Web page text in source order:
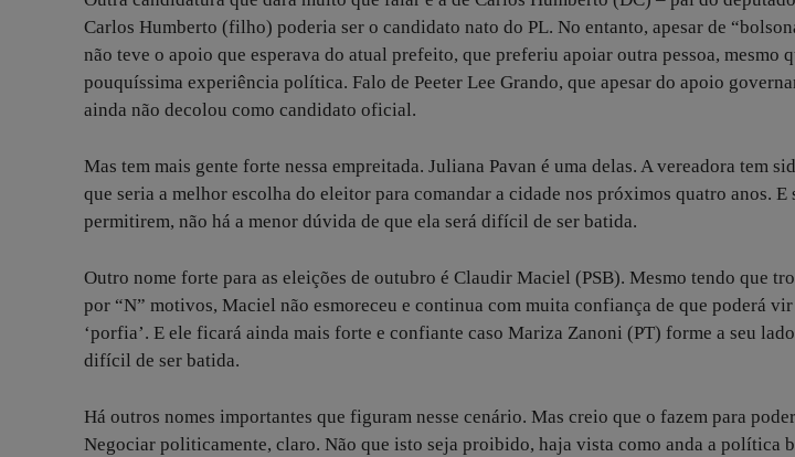
Carlos Humberto (filho) poderia ser o candidato nato do PL. No entanto, apesar de
não teve o apoio que esperava do atual prefeito, que preferiu apoiar outra pessoa, mesmo
pouquíssima experiência política. Falo de Peeter Lee Grando, que apesar do apoio
ainda não decolou como candidato oficial.
Mas tem mais gente forte nessa empreitada. Juliana Pavan é uma delas. A vereadora tem
que seria a melhor escolha do eleitor para comandar a cidade nos próximos quatro anos. E
permitirem, não há a menor dúvida de que ela será difícil de ser batida.
Outro nome forte para as eleições de outubro é Claudir Maciel (PSB). Mesmo tendo que
por “N” motivos, Maciel não esmoreceu e continua com muita confiança de que poderá
‘porfia’. E ele ficará ainda mais forte e confiante caso Mariza Zanoni (PT) forme a seu
difícil de ser batida.
Há outros nomes importantes que figuram nesse cenário. Mas creio que o fazem para
Negociar politicamente, claro. Não que isto seja proibido, haja vista como anda a política